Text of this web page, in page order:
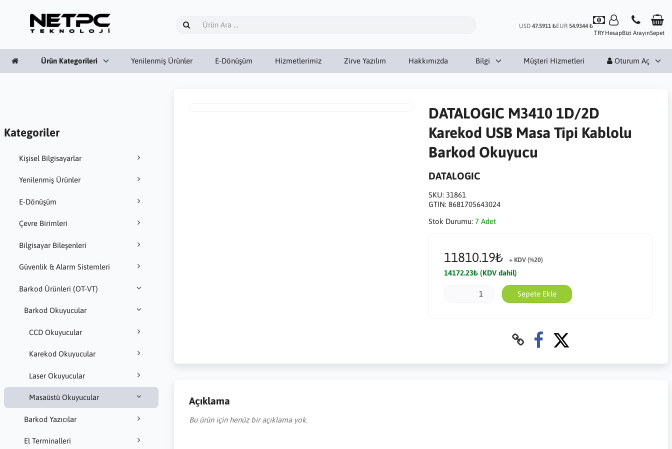
USD 47.5911 ₺EUR 54.9344 ₺
TRYHesapBizi ArayınSepet
Ürün Kategorileri Yenilenmiş Ürünler E-Dönüşüm Hizmetlerimiz Zirve Yazılım Hakkımızda Bilgi Müşteri Hizmetleri Oturum Aç
Kategoriler
Kişisel Bilgisayarlar
Yenilenmiş Ürünler
E-Dönüşüm
Çevre Birimleri
Bilgisayar Bileşenleri
Güvenlik & Alarm Sistemleri
Barkod Ürünleri (OT-VT)
Barkod Okuyucular
CCD Okuyucular
Karekod Okuyucular
Laser Okuyucular
Masaüstü Okuyucular
Barkod Yazıcılar
El Terminalleri
DATALOGIC M3410 1D/2D
Karekod USB Masa Tipi Kablolu
Barkod Okuyucu
DATALOGIC
SKU: 31861
GTIN: 8681705643024
Stok Durumu: 7 Adet
11810.19₺ + KDV (%20)
14172.23₺ (KDV dahil)
Sepete Ekle
Açıklama
Bu ürün için henüz bir açıklama yok.